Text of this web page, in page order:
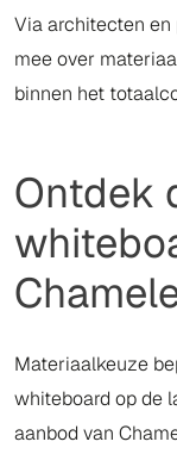
Via architecten
mee over
binnen het
Ontdek
Materiaalkeuze
whiteboard op de
aanbod van